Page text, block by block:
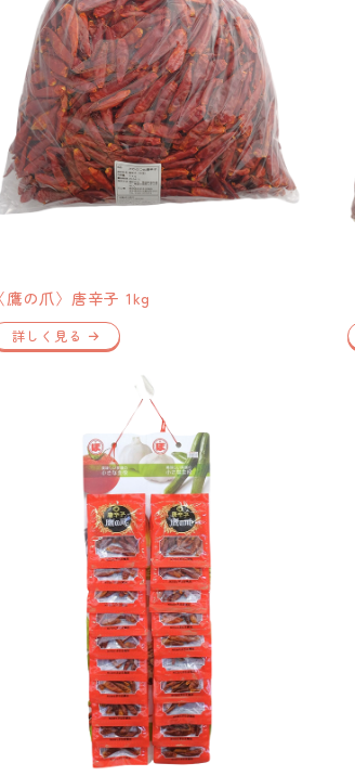
〈鷹の爪〉唐辛子 1kg
詳しく見る